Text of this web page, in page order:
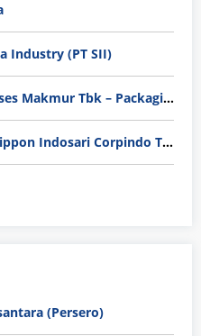
Industry (PT SII)
PT Indofood CBP Sukses Makmur Tbk – Packaging Division
Lowongan Kerja PT Nippon Indosari Corpindo Tbk. Bulan Agustus 2026
(Persero)